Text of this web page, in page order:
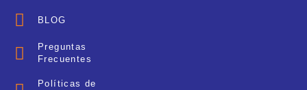
BLOG
Preguntas
Frecuentes
Políticas de